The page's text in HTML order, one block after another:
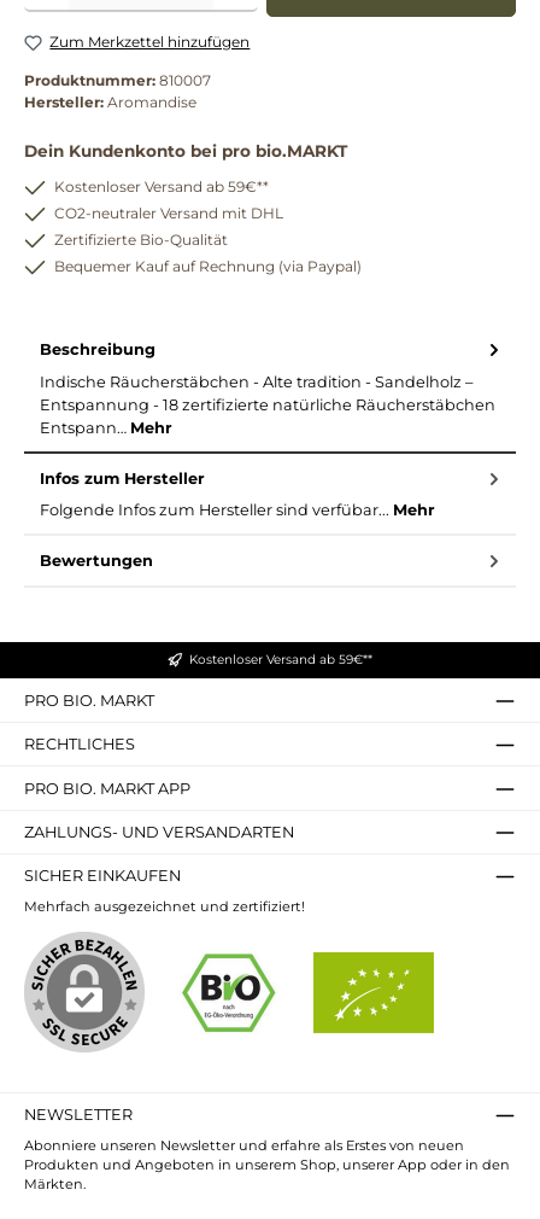
Zum Merkzettel hinzufügen
Produktnummer: 810007
Hersteller: Aromandise
Dein Kundenkonto bei pro bio.MARKT
Kostenloser Versand ab 59€**
CO2-neutraler Versand mit DHL
Zertifizierte Bio-Qualität
Bequemer Kauf auf Rechnung (via Paypal)
Beschreibung
Indische Räucherstäbchen - Alte tradition - Sandelholz –
Entspannung - 18 zertifizierte natürliche Räucherstäbchen
Entspann… Mehr
Infos zum Hersteller
Folgende Infos zum Hersteller sind verfübar... Mehr
Bewertungen
Kostenloser Versand ab 59€**
PRO BIO. MARKT
RECHTLICHES
PRO BIO. MARKT APP
ZAHLUNGS- UND VERSANDARTEN
SICHER EINKAUFEN
Mehrfach ausgezeichnet und zertifiziert!
NEWSLETTER
Abonniere unseren Newsletter und erfahre als Erstes von neuen
Produkten und Angeboten in unserem Shop, unserer App oder in den
Märkten.